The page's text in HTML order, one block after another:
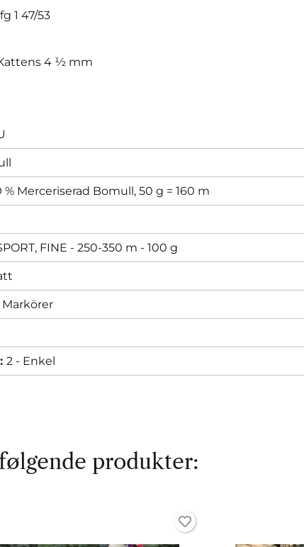
1 47/53
4 ½ mm
% Merceriserad Bomull, 50 g = 160 m
FINE - 250-350 m - 100 g
Markörer
2 - Enkel
produkter: